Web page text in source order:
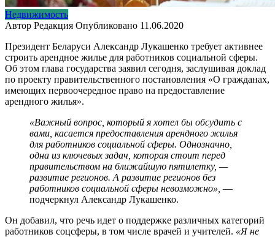
Недвижимость
Автор Редакция Опубликовано 11.06.2020
Президент Беларуси Александр Лукашенко требует активнее
строить арендное жилье для работников социальной сферы.
Об этом глава государства заявил сегодня, заслушивая доклад
по проекту правительственного постановления «О гражданах,
имеющих первоочередное право на предоставление
арендного жилья».
«Важный вопрос, который я хотел бы обсудить с
вами, касается предоставления арендного жилья
для работников социальной сферы. Однозначно,
одна из ключевых задач, которая стоит перед
правительством на ближайшую пятилетку, —
развитие регионов. А развитие регионов без
работников социальной сферы невозможно», —
подчеркнул Александр Лукашенко.
Он добавил, что речь идет о поддержке различных категорий
работников соцсферы, в том числе врачей и учителей. «Я не